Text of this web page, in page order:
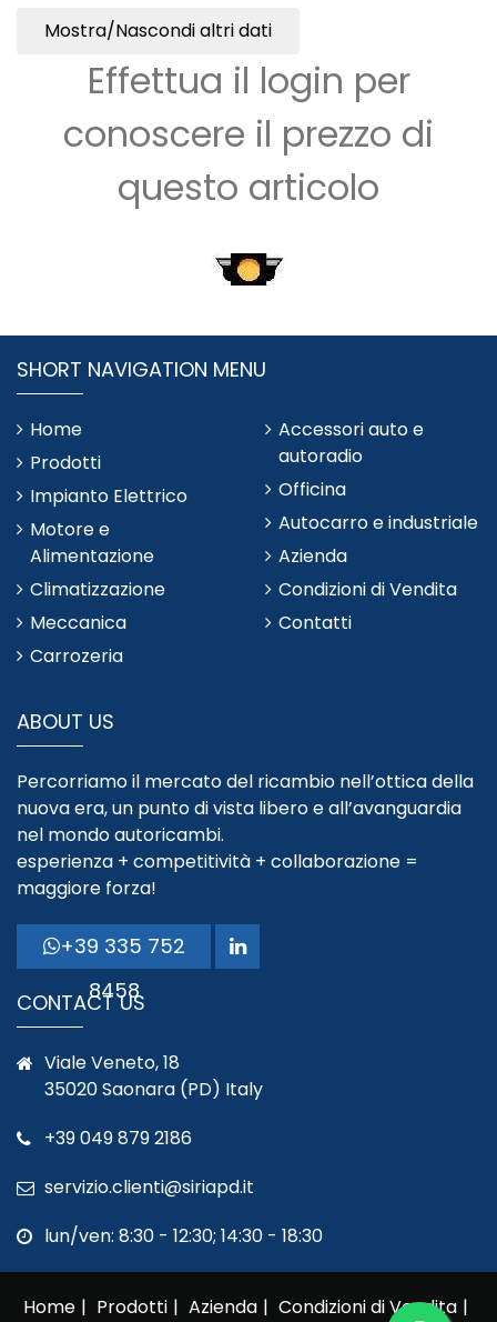
Mostra/Nascondi altri dati
Effettua il login per
conoscere il prezzo di
questo articolo
SHORT NAVIGATION MENU
Home
Prodotti
Impianto Elettrico
Motore e
Alimentazione
Climatizzazione
Meccanica
Carrozeria
Accessori auto e
autoradio
Officina
Autocarro e industriale
Azienda
Condizioni di Vendita
Contatti
ABOUT US
Percorriamo il mercato del ricambio nell’ottica della
nuova era, un punto di vista libero e all’avanguardia
nel mondo autoricambi.
esperienza + competitività + collaborazione =
maggiore forza!
+39 335 752
8458
CONTACT US
Viale Veneto, 18
35020 Saonara (PD) Italy
+39 049 879 2186
servizio.clienti@siriapd.it
lun/ven: 8:30 - 12:30; 14:30 - 18:30
Home Prodotti Azienda
Condizioni di Vendita